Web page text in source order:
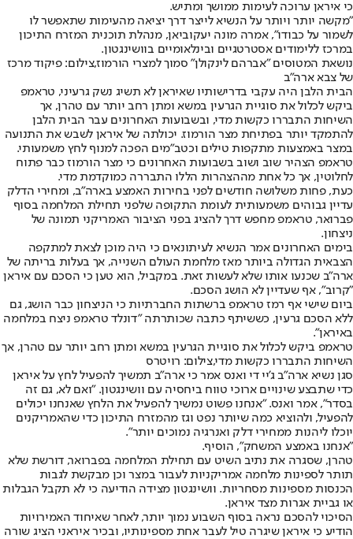
כי איראן ערוכה לעימות ממושך ומתיש.
"מקשה יותר ויותר על הנשיא לייצר דרך יציאה מהעימות שתאפשר לו
לשמור על כבודו", אמרה מונה יעקוביאן, מנהלת תוכנית המזרח התיכון
במרכז ללימודים אסטרטגיים ובינלאומיים בוושינגטון.
נושאת המטוסים "אברהם לינקולן" סמוך למצרי הורמוז,צילום: פיקוד מרכז
של צבא ארה"ב
הבית הלבן היה עקבי בדרישותיו שאיראן לא תשיג נשק גרעיני, טראמפ
ביקש לכלול את סוגיית הגרעין במשא ומתן רחב יותר עם טהרן, אך
השיחות התבררו כקשות מדי, ובשבועות האחרונים עבר הבית הלבן
להתמקד יותר בפתיחת מצר הורמוז. יכולתה של איראן לשבש את התנועה
במצר באמצעות מתקפות טילים וכטב"מים הפכה למנוף לחץ משמעותי.
טראמפ הצהיר שוב ושוב בשבועות האחרונים כי מצר הורמוז כבר פתוח
לחלוטין, אך כל אחת מההצהרות הללו התבררה כמוקדמת מדי.
כעת, פחות משלושה חודשים לפני בחירות האמצע בארה"ב, ומחירי הדלק
עדיין גבוהים משמעותית לעומת התקופה שלפני תחילת המלחמה בסוף
פברואר, טראמפ מחפש דרך להציג בפני הציבור האמריקני תמונה של
ניצחון.
בימים האחרונים אמר הנשיא לעיתונאים כי היה מוכן לצאת למתקפה
הצבאית הגדולה ביותר מאז מלחמת העולם השנייה, אך בעלות בריתה של
ארה"ב שכנעו אותו שלא לעשות זאת. במקביל, הוא טען כי הסכם עם איראן
"קרוב", אף שעדיין לא הושג הסכם.
ביום שישי אף רמז טראמפ ברשתות החברתיות כי הניצחון כבר הושג, גם
ללא הסכם גרעין, כששיתף כתבה שכותרתה "דונלד טראמפ ניצח במלחמה
באיראן".
טראמפ ביקש לכלול את סוגיית הגרעין במשא ומתן רחב יותר עם טהרן, אך
השיחות התבררו כקשות מדי,צילום: רויטרס
סגן נשיא ארה"ב ג'יי די ואנס אמר כי ארה"ב תמשיך להפעיל לחץ על איראן
כדי שתבצע שינויים ארוכי טווח ביחסיה עם וושינגטון. "ואם לא, גם זה
בסדר", אמר ואנס. "אנחנו פשוט נמשיך להפעיל את הלחץ שאנחנו יכולים
להפעיל, ולהוציא כמה שיותר נפט וגז מהמזרח התיכון כדי שהאמריקנים
יוכלו ליהנות ממחירי דלק ואנרגיה נמוכים יותר".
"אנחנו באמצע המשחק", הוסיף.
טהרן, שסגרה את נתיב השיט עם תחילת המלחמה בפברואר, דורשת שלא
תותר לספינות מלחמה אמריקניות לעבור במצר וכן מבקשת לגבות
הכנסות מספינות מסחריות. וושינגטון מצידה הודיעה כי לא תקבל הגבלות
או גביית אגרות מצד איראן.
הסיכוי להסכם נראה בסוף השבוע נמוך יותר, לאחר שאיחוד האמירויות
הודיע כי איראן שיגרה טיל לעבר אחת מספינותיו, ובכיר איראני הציג שורה